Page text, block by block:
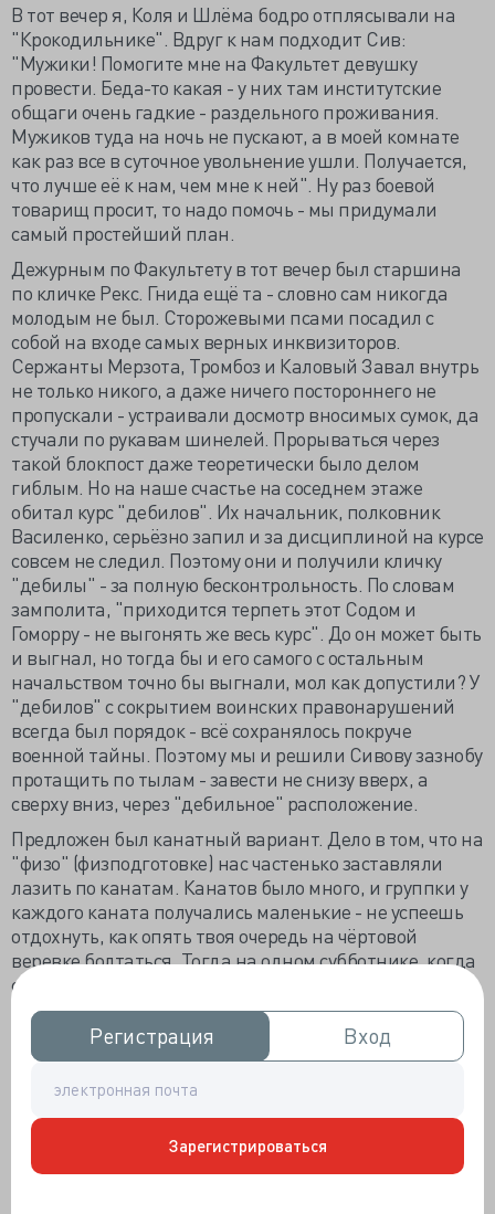
Регистрация
Регистрация Вход
Вход
Зарегистрироваться
В тот вечер я, Коля и Шлёма бодро отплясывали на
"Крокодильнике". Вдруг к нам подходит Сив:
"Мужики! Помогите мне на Факультет девушку
провести. Беда-то какая - у них там институтские
общаги очень гадкие - раздельного проживания.
Мужиков туда на ночь не пускают, а в моей комнате
как раз все в суточное увольнение ушли. Получается,
что лучше её к нам, чем мне к ней". Ну раз боевой
товарищ просит, то надо помочь - мы придумали
самый простейший план.
Дежурным по Факультету в тот вечер был старшина
по кличке Рекс. Гнида ещё та - словно сам никогда
молодым не был. Сторожевыми псами посадил с
собой на входе самых верных инквизиторов.
Сержанты Мерзота, Тромбоз и Каловый Завал внутрь
не только никого, а даже ничего постороннего не
пропускали - устраивали досмотр вносимых сумок, да
стучали по рукавам шинелей. Прорываться через
такой блокпост даже теоретически было делом
гиблым. Но на наше счастье на соседнем этаже
обитал курс "дебилов". Их начальник, полковник
Василенко, серьёзно запил и за дисциплиной на курсе
совсем не следил. Поэтому они и получили кличку
"дебилы" - за полную бесконтрольность. По словам
замполита, "приходится терпеть этот Содом и
Гоморру - не выгонять же весь курс". До он может быть
и выгнал, но тогда бы и его самого с остальным
начальством точно бы выгнали, мол как допустили? У
"дебилов" с сокрытием воинских правонарушений
всегда был порядок - всё сохранялось покруче
военной тайны. Поэтому мы и решили Сивову зазнобу
протащить по тылам - завести не снизу вверх, а
сверху вниз, через "дебильное" расположение.
Предложен был канатный вариант. Дело в том, что на
"физо" (физподготовке) нас частенько заставляли
лазить по канатам. Канатов было много, и группки у
каждого каната получались маленькие - не успеешь
отдохнуть, как опять твоя очередь на чёртовой
веревке болтаться. Тогда на одном субботнике, когда
спортзал мыть погнали, какая-то мудрая голова
предложила половину канатов тайком вынести в
мусорный контейнер. Канатов стало мало, и период
отдыха заметно увеличился. А нашего Колю жаба
взяла - чего это такие хорошие канаты, да уедут на
свалку. Той же ночкой он в мусорку залез, достал
несколько верёвок, притащил их на Факультет, где и
припрятал на чердаке. Зачем ему канаты он сам не
знал, и отвечал просто: "нехай лежат, жрать не